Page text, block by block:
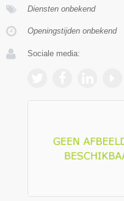
Diensten onbekend
Openingstijden onbekend
Sociale media: